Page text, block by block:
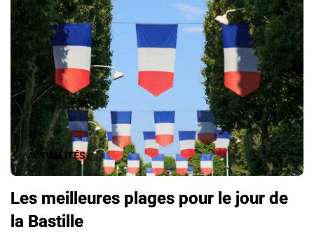
ACTUALITÉS
Les meilleures plages pour le jour de
la Bastille